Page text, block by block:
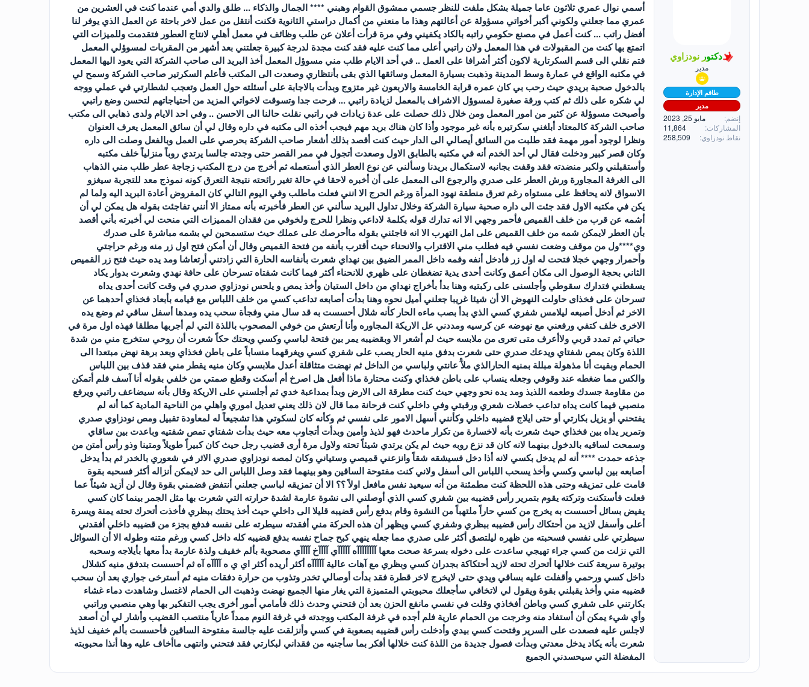
دكتور نودزاوي
مدير
طاقم الإدارة
مدير
إنضم
مايو 25, 2023
المشاركات
11,864
نقاط نودزاوي
258,509
أسمي نوال عمري ثلاثون عاما جميلة بشكل ملفت للنظر جسمي ممشوق القوام وهبني **** الجمال والذكاء ... طلق والدي أمي عندما كنت في العشرين من
عمري مما جعلني ولكوني أكبر أخواتي مسؤولة عن أعالتهم وهذا ما منعني من أكمال دراستي الثانوية فكنت أنتقل من عمل لاخر باحثة عن العمل الذي يوفر لنا
أفضل راتب ... كنت أعمل في مصنع حكومي راتبه بالكاد يكفيني وفي مرة قرأت أعلان عن طلب وظائف في معمل أهلي لانتاج العطور فتقدمت وللميزات التي
اتمتع بها كنت من المقبولات في هذا المعمل ولان راتبي أعلى مما كنت عليه فقد كنت مجدة لدرجة كبيرة جعلتني بعد أشهر من المقربات لمسوؤلي المعمل
فتم نقلي الى قسم السكرتارية لاكون أكثر أشرافا على العمل .. في أحد الايام طلب مني مسوؤل المعمل أخذ البريد الى صاحب الشركة التي يعود اليها المعمل
في مكتبه الواقع في عمارة وسط المدينة وذهبت بسيارة المعمل وسائقها الذي بقى بأنتظاري وصعدت الى المكتب فأعلم السكرتير صاحب الشركة وسمح لي
بالدخول صحبة بريدي حيث رحب بي كان عمره قرابة الخامسة والاربعون غير متزوج وبدأت بالاجابة على أسئلته حول العمل وتعجب لشطارتي في عملي ووجه
لي شكره على ذلك ثم كتب ورقة صغيرة لمسوؤل الاشراف بالمعمل لزيادة راتبي ... فرحت جدا وتسوقت لاخواتي المزيد من أحتياجاتهم لتحسن وضع راتبي
وأصبحت مسوؤلة عن كثير من امور المعمل ومن خلال ذلك حصلت على عدة زيادات في راتبي نقلت حالنا الى الاحسن .. وفي احد الايام ولدى ذهابي الى مكتب
صاحب الشركة كالمعتاد أبلغني سكرتيره بأنه غير موجود وأذا كان هناك بريد مهم فيجب أخذه الى مكتبه في داره وقال لي أن سائق المعمل يعرف العنوان
ونظرا لوجود أمور مهمة فقد طلبت من السائق أيصالي الى الدار حيث كنت أقصد بذلك أشعار صاحب الشركة بحرصي على العمل وبالفعل وصلت الى داره
وكان قصر كبير ودخلت فقال لي أحد الخدم أنه في مكتبه بالطابق الاول وصعدت أتجول في ممر القصر حتى وجدته جالسا يرتدي روباً منزلياً خلف مكتبه
وأستقبلني ولكبر منضدته فقد وقفت بجانبه لاستكمال بريدنا وسألني عن نوع العطر الذي أستعمله ثم أخرج من درج المكتب زجاجة عطر طلب مني الذهاب
الى الغرفة المجاورة ورش العطر على صدري والرجوع الى المعمل على أن أخبره لاحقا في حالة تغير رائحته نتيجة التعرق كونه نموذج معد للتجربة سيغزو
الاسواق لانه يحافظ على مستواه رغم تعرق منطقة نهود المرأة ورغم الحرج الا انني فعلت ماطلب وفي اليوم التالي كان المفروض أعادة البريد اليه ولما لم
يكن في مكتبه الاول فقد جئت الى داره صحبة سيارة الشركة وخلال تداول البريد سألني عن العطر فأخبرته بأنه ممتاز الا أنني تفاجئت بقوله هل يمكن لي أن
أشمه عن قرب من خلف القميص فأحمر وجهي الا انه تدارك قوله بكلمة لاداعي ونظرا للحرج ولخوفي من فقدان المميزات التي منحت لي أخبرته بأني أقصد
بأن العطر لايمكن شمه من خلف القميص على امل التهرب الا انه فاجئني بقوله ماأحرصك على عملك حيث ستسمحين لي بشمه مباشرة على صدرك
وي****ول من موقف وضعت نفسي فيه فطلب مني الاقتراب والانحناء حيث أقترب بأنفه من فتحة القميص وقال أن أمكن فتح اول زر منه ورغم حراجتي
وأحمرار وجهي خجلا فتحت له اول زر فأدخل أنفه وفمه داخل الممر الضيق بين نهداي شعرت بأنفاسه الحارة التي زادتني أرتعاشا ومد يده حيث فتح زر القميص
الثاني بحجة الوصول الى مكان أعمق وكانت أحدى يدية تضغطان على ظهري للانحناء أكثر فيما كانت شفتاه تسرحان على حافة نهدي وشعرت بدوار يكاد
يسقطني فتدارك سقوطي وأجلسنى على ركبتيه وهنا بدأ بأخراج نهداي من داخل الستيان وأخذ يمص و يلحس نودزاوي صدري في وقت كانت أحدى يداه
تسرحان على فخذاى حاولت النهوض الا أن شيئا غريبا جعلني أميل نحوه وهنا بدأت أصابعه تداعب كسي من خلف اللباس مع قيامه بأبعاد فخذاي أحدهما عن
الاخر ثم أدخل أصبعه ليلامس شفري كسي الذي بدأ بصب ماءه الحار كأنه شلال أحسست به قد سال مني وفجأة سحب يده ومدها أسفل ساقي ثم وضع يده
الاخرى خلف كتفي ورفعني مع نهوضه عن كرسيه ومددني عل الاريكة المجاوره وأنا أرتعش من خوفي المصحوب باللذة التي لم أجربها مطلقا فهذه اول مرة في
حياتي ثم تمدد قربي ولاأعرف متى تعرى من ملابسه حيث لم أشعر الا وبقضيبه يمر بين فتحة لباسي وكسي ويحتك حكاً شعرت أن روحي ستخرج مني من شدة
اللذة وكان يمص شفتاي ويدعك صدري حتى شعرت بدفق منيه الحار يصب على شفري كسي ويغرقهما منساباً على باطن فخذاي وبعد برهة نهض مبتعدا الى
الحمام وبقيت أنا مذهولة مبللة بمنيه الحارالذي ملآْ عانتي ولباسي من الداخل ثم نهضت متثاقلة أعدل ملابسي وكان منيه يقطر مني فقد قذف بين اللباس
والكس مما ضغطه عند وقوفي وجعله ينساب على باطن فخذاي وكنت محتارة ماذا أفعل هل اصرخ أم أسكت وقطع صمتي من خلفي بقوله أنا آسف فلم أتمكن
من مقاومة جسدك وطعمه اللذيذ ومد يده نحو وجهي حيث كنت مطرقة الى الارض وبدأ بمداعبة خدي ثم أجلسني على الاريكة وقال بأنه سيضاعف راتبي ويرفع
منصبي فيما كانت يداه تداعب خصلات شعري ورقبتي وفي داخلي كنت فرحانة مما قال لان ذلك يعني تعديل اموري واهلي من الناحية المادية كما أنه لم
يفتحني أو يزيل بكارتي أو حتى ايلاج قضيبه داخلي وكأنني أسهل الامور على نفسي ثم وكأنه كان لسكوتي هذا تشجيعاً له لمعاودة تقبيل ومص نودزاوي صدري
وتمرير يداه بين فخذاي حيث شعرت بأنه لاخسارة من تكرار ماحدث فهو لذيذ وأمين وبدأت أتجاوب معه حيث بدأت شفتاي تمص شفتيه وباعدت بين ساقاي
وسمحت لساقيه بالدخول بينهما لانه كان قد نزع روبه حيث لم يكن يرتدي شيئاً تحته ولاول مرة أرى قضيب رجل حيث كان كبيراً طويلاً ومتينا وذو رأس أمتن من
جذعه حمدت **** أنه لم يدخل بكسي لانه أذا دخل فسيشقه شقاً وانزعني قميصي وستياني وكان لمصه نودزاوي صدري الاثر في شعوري بالخدر ثم بدأ يدخل
أصابعه بين لباسي وكسي وأخذ يسحب اللباس الى أسفل ولاني كنت مفتوحة الساقين وهو بينهما فقد وصل اللباس الى حد لايمكن أنزاله أكثر فسحبه بقوة
قامت على تمزيقه وحتى هذه اللحظة كنت مطمئنة من أنه سيعيد نفس مافعل اولاً ؟؟ الا أن تمزيقه لباسي جعلني أنتفض فضمني بقوة وقال لن أزيد شيئاً عما
فعلت فأستكنت وتركته يقوم بتمرير رأس قضيبه بين شفري كسي الذي أوصلني الى نشوة عارمة لشدة حرارته التي شعرت بها مثل الجمر بينما كان كسي
يفيض بسائل أحسست به يخرج من كسي حاراً ملتهباً من النشوة وقام بدفع رأس قضيبه قليلا الى داخلي حيث أخذ يحتك ببظري فأخذت أتحرك تحته يمنة ويسرة
أعلى وأسفل لازيد من أحتكاك رأس قضيبه ببظري وشفري كسي ويظهر أن هذه الحركة مني أفقدته سيطرته على نفسه فدفع بجزء من قضيبه داخلي أفقدني
سيطرتي على نفسي فسحبته من ظهره ليلتصق أكثر على صدري مما جعله ينهي كبح جماح نفسه بدفع قضيبه كله داخل كسي ورغم متنه وطوله الا أن السوائل
التي نزلت من كسي جراء تهيجي ساعدت على دخوله بسرعة صحت معها آآآآآآآآه آآآآآي آآآآخ آآآآي مصحوبة بألم خفيف ولذة عارمة بدأ معها بأيلاجه وسحبه
بوتيرة سريعة كنت خلالها أتحرك تحته لازيد أحتكاكة بجدران كسي وبظري مع آهات عالية آآآآآه أكثر أريده أكثر اي ي ه آآآآه آه ثم أحسست بتدفق منيه كشلال
داخل كسي ورحمي وأقفلت عليه بساقي ويدي حتى لايخرج لاخر قطرة فقد بدأت أوصالي تخدر وتذوب من حرارة دفقات منيه ثم أسترخى جواري بعد أن سحب
قضيبه مني وأخذ يقبلني بقوة ويقول لي لاتخافي سأجعلك محبوبتي المتميزة التي يغار منها الجميع نهضت وذهبت الى الحمام لاغتسل وشاهدت دماء غشاء
بكارتني على شفري كسي وباطن أفخاذي وقلت في نفسي مانفع الحزن بعد أن فتحني وحدث ذلك فأمامي أمور أخرى يجب التفكير بها وهي منصبي وراتبي
وأي شيء يمكن أن أستفاد منه وخرجت من الحمام عارية فلم أجده في غرفة المكتب ووجدته في غرفة النوم ممداً عارياً منتصب القضيب وأشار لي أن أصعد
لاجلس عليه فصعدت على السرير وفتحت كسي بيدي وأدخلت رأس قضيبه بصعوبة في كسي وأنزلقت عليه جالسة مفتوحة الساقين فأحسست بألم خفيف لذيذ
شعرت بأنه يكاد يدخل معدتي وبدأت فصول جديدة من اللذة كنت خلالها أفكر بما سأجنيه من فقداني لبكارتي فقد فتحني وانتهى ماأخاف عليه وها أنذا محبوبته
المفضلة التي سيحسدني الجميع